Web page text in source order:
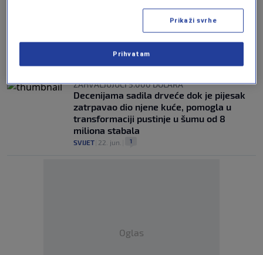
Usred pustinje replika američkog ratnog
broda, oko nje tragovi raketa - supersila
0
ZAHVALJUJUĆI 5.000 DOLARA
Decenijama sadila drveće dok je pijesak
zatrpavao dio njene kuće, pomogla u
transformaciji pustinje u šumu od 8
miliona stabala
SVIJET 22. jun. 1
Oglas
Prikaži svrhe
Prihvatam